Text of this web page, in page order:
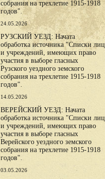
собрания на трехлетие 1915-1918
годов".
24.05.2026
РУЗСКИЙ УЕЗД: Начата
обработка источника "Списки лиц
и учреждений, имеющих право
участия в выборе гласных
Рузского уездного земского
собрания на трехлетие 1915-1918
годов".
14.05.2026
ВЕРЕЙСКИЙ УЕЗД: Начата
обработка источника "Списки лиц
и учреждений, имеющих право
участия в выборе гласных
Верейского уездного земского
собрания на трехлетие 1915-1918
годов".
03.05.2026